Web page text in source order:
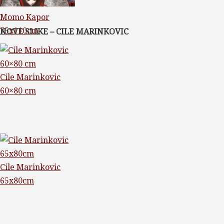
Momo Kapor
75x110cm
NOVE SLIKE – CILE MARINKOVIC
Cile Marinkovic
60×80 cm
Cile Marinkovic
65x80cm